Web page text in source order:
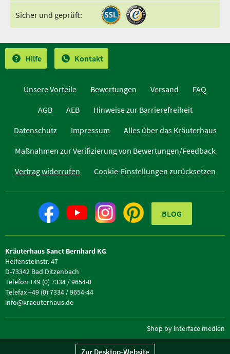
Sicher und geprüft:
Hilfe Kontakt
Unsere Vorteile Bewertungen Versand
FAQ
AGB
AEB
Hinweise zur Barrierefreiheit
Datenschutz
Impressum
Alles über das Kräuterhaus
Maßnahmen zur Verifizierung von Bewertungen/Feedback
Vertrag widerrufen
Cookie-Einstellungen zurücksetzen
BLOG
Kräuterhaus Sanct Bernhard KG
Helfensteinstr. 47
D-73342 Bad Ditzenbach
Telefon +49 (0) 7334 / 9654-0
Telefax +49 (0) 7334 / 9654-44
info@kraeuterhaus.de
Shop by interface medien
Zur Desktop-Website